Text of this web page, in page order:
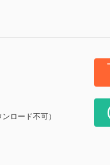
ロード不可）